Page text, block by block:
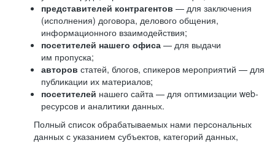
представителей контрагентов — для заключения
(исполнения) договора, делового общения,
информационного взаимодействия;
посетителей нашего офиса — для выдачи
им пропуска;
авторов статей, блогов, спикеров мероприятий — для
публикации их материалов;
посетителей нашего сайта — для оптимизации web-
ресурсов и аналитики данных.
Полный список обрабатываемых нами персональных
данных с указанием субъектов, категорий данных,